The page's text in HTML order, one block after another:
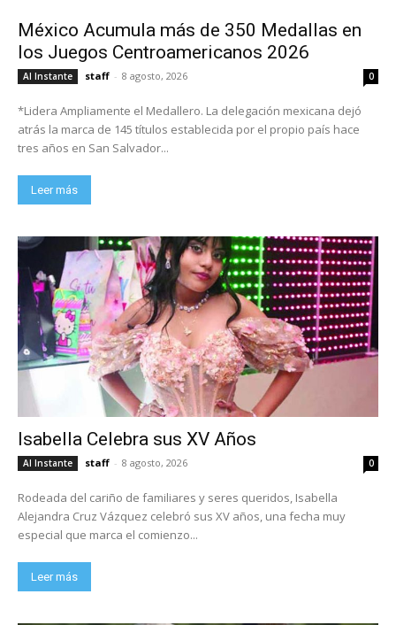
México Acumula más de 350 Medallas en
los Juegos Centroamericanos 2026
Al Instante staff - 8 agosto, 2026 0
*Lidera Ampliamente el Medallero. La delegación mexicana dejó
atrás la marca de 145 títulos establecida por el propio país hace
tres años en San Salvador...
Leer más
Isabella Celebra sus XV Años
Al Instante staff - 8 agosto, 2026 0
Rodeada del cariño de familiares y seres queridos, Isabella
Alejandra Cruz Vázquez celebró sus XV años, una fecha muy
especial que marca el comienzo...
Leer más